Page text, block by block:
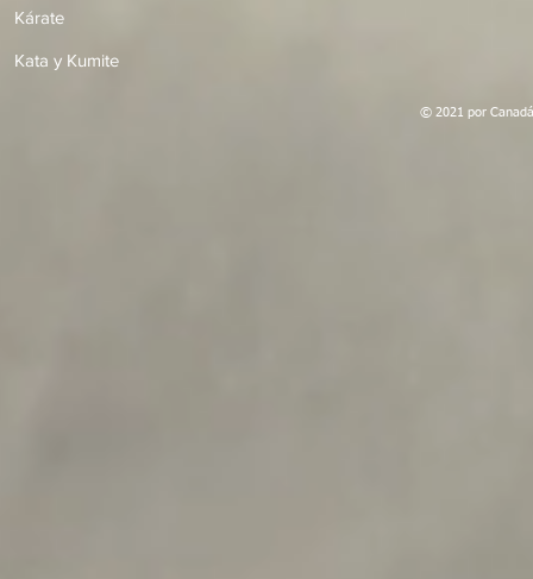
Kárate
Kata y Kumite
© 2021 por